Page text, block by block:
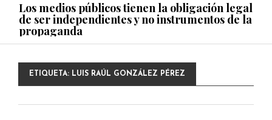
Los medios públicos tienen la obligación legal
de ser independientes y no instrumentos de la
propaganda
PUBLICADO EL 27 NOVIEMBRE, 2022
Consejos ciudadanos e IFT deben garantizar
ETIQUETA: LUIS RAÚL GONZÁLEZ PÉREZ